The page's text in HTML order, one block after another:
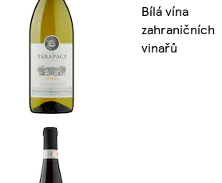
Bílá vína
zahraničních
vinařů